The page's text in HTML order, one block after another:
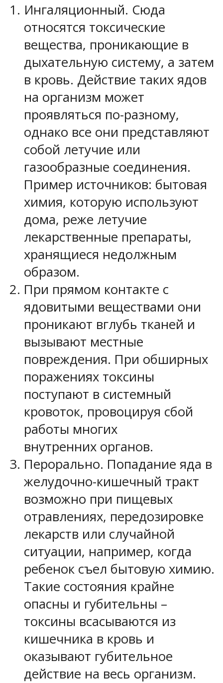
Ингаляционный. Сюда
относятся токсические
вещества, проникающие в
дыхательную систему, а затем
в кровь. Действие таких ядов
на организм может
проявляться по-разному,
однако все они представляют
собой летучие или
газообразные соединения.
Пример источников: бытовая
химия, которую используют
дома, реже летучие
лекарственные препараты,
хранящиеся недолжным
образом.
При прямом контакте с
ядовитыми веществами они
проникают вглубь тканей и
вызывают местные
повреждения. При обширных
поражениях токсины
поступают в системный
кровоток, провоцируя сбой
работы многих
внутренних органов.
Перорально. Попадание яда в
желудочно-кишечный тракт
возможно при пищевых
отравлениях, передозировке
лекарств или случайной
ситуации, например, когда
ребенок съел бытовую химию.
Такие состояния крайне
опасны и губительны –
токсины всасываются из
кишечника в кровь и
оказывают губительное
действие на весь организм.